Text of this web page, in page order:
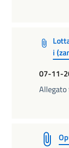
i
07-11-